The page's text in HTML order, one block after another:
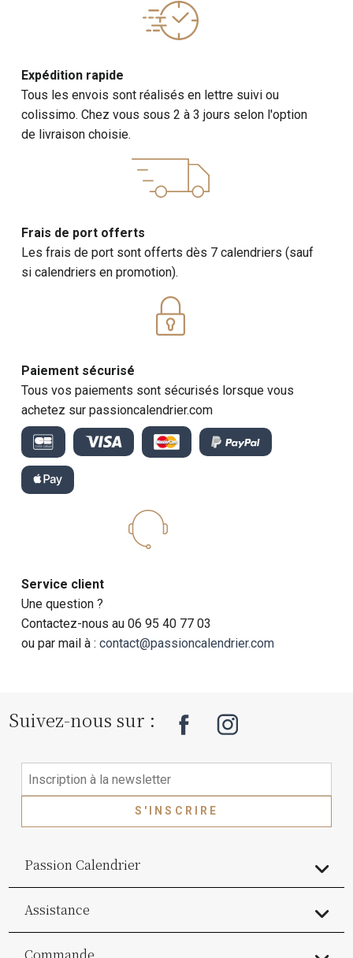
Expédition rapide
Tous les envois sont réalisés en lettre suivi ou
colissimo. Chez vous sous 2 à 3 jours selon l'option
de livraison choisie.
Frais de port offerts
Les frais de port sont offerts dès 7 calendriers (sauf
si calendriers en promotion).
Paiement sécurisé
Tous vos paiements sont sécurisés lorsque vous
achetez sur passioncalendrier.com
Service client
Une question ?
Contactez-nous au 06 95 40 77 03
ou par mail à :contact@passioncalendrier.com
Suivez-nous sur :
S'INSCRIRE
Passion Calendrier
Assistance